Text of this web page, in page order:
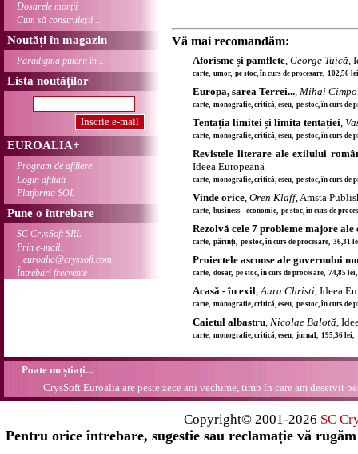
Dosarele morții
Cum să construiești ...
Noutăți în magazin
Paradigma puterii în ...
Lista noutăților
EUROALIA+
Program de afiliere
Login afiliați
Platforma SOL
Pune o întrebare
SC CrysSoft SRL
Prin e-mail:
euroalia@cryssoft.com
Întrebări frecvente
Vă mai recomandăm:
Aforisme și pamflete, George Tuică,
carte, umor, pe stoc, în curs de procesare, 102,56
Europa, sarea Terrei..., Mihai
carte, monografie, critică, eseu, pe stoc, în curs de
Tentația limitei și limita tentației,
carte, monografie, critică, eseu, pe stoc, în curs de
Revistele literare ale exilului
Ideea Europeană
carte, monografie, critică, eseu, pe stoc, în curs de
Vinde orice, Oren Klaff, Amsta
carte, business - economie, pe stoc, în curs de
Rezolvă cele 7 probleme majore
carte, părinți, pe stoc, în curs de procesare, 36,31
Proiectele ascunse ale guvernului
carte, dosar, pe stoc, în curs de procesare, 74,85
Acasă - în exil,Aura Christi, Ideea
carte, monografie, critică, eseu, pe stoc, în curs de
Caietul albastru, Nicolae Balotă,
carte, monografie, critică, eseu, jurnal, 195,36 lei,
Poate nu știați...
CrysSoft Euroalia are peste zece ani vechime, timp în care am deservit
Copyright© 2001-2026 SC
Pentru orice întrebare, sugestie sau reclamație vă